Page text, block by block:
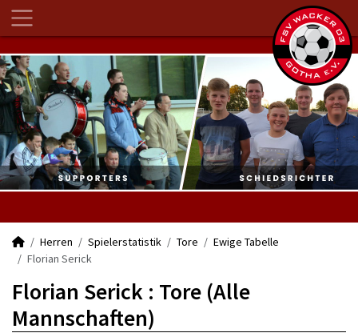
Herren Spielerstatistik Tore
Ewige Tabelle
Florian Serick
Florian Serick : Tore (Alle
Mannschaften)